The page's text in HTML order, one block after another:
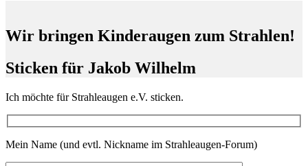
Wir bringen Kinderaugen zum Strahlen!
Sticken für Jakob Wilhelm
Ich möchte für Strahleaugen e.V. sticken.
Mein Name (und evtl. Nickname im Strahleaugen-Forum)